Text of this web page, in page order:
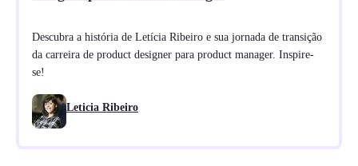
Descubra a história de Letícia Ribeiro e sua jornada de transição
da carreira de product designer para product manager. Inspire-
se!
Leticia Ribeiro